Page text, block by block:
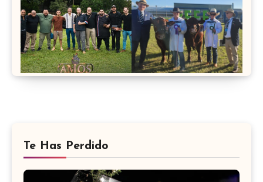
Te Has Perdido